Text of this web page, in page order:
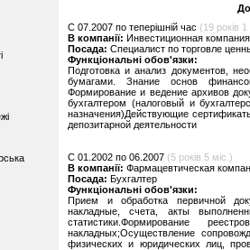
C 07.2007 по теперішній час (19 років 1
В компанії: Инвестиционная
Посада: Специалист по торговле
Функціональні обов'язки:
Подготовка и анализ документов,
бумагами. Знание основ
Формирование и ведение архивов
бухгалтером (налоговый и
назначения)Действующие
депозитарной деятельности
C 01.2002 по 06.2007 (5 років 5 міс.)
В компанії: Фармацевтическая
Посада: Бухгалтер
Функціональні обов'язки:
Прием и обработка первичной
накладные, счета, акты
статистики.Формирование
накладных;Осуществление
физических и юридических лиц,